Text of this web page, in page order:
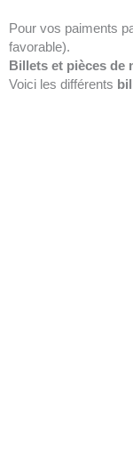
Pour vos paiments
favorable).
Billets et pièces de
Voici les différents